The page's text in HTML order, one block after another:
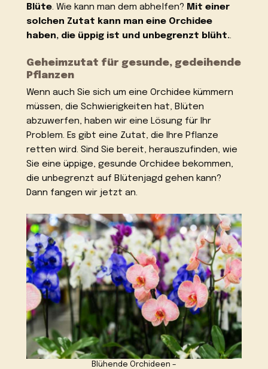
Blüte. Wie kann man dem abhelfen? Mit einer
solchen Zutat kann man eine Orchidee
haben, die üppig ist und unbegrenzt blüht..
Geheimzutat für gesunde, gedeihende
Pflanzen
Wenn auch Sie sich um eine Orchidee kümmern
müssen, die Schwierigkeiten hat, Blüten
abzuwerfen, haben wir eine Lösung für Ihr
Problem. Es gibt eine Zutat, die Ihre Pflanze
retten wird. Sind Sie bereit, herauszufinden, wie
Sie eine üppige, gesunde Orchidee bekommen,
die unbegrenzt auf Blütenjagd gehen kann?
Dann fangen wir jetzt an.
Blühende Orchideen –